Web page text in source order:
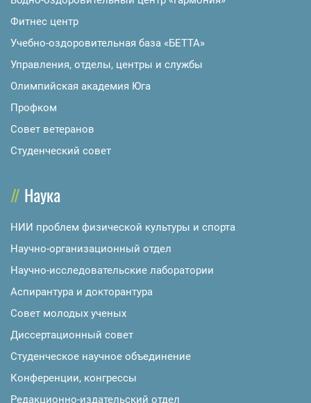
Фитнес центр
Учебно-оздоровительная база «БЕТТА»
Управления, отделы, центры и службы
Олимпийская академия Юга
Профком
Совет ветеранов
Студенческий совет
Наука
НИИ проблем физической культуры и спорта
Научно-организационный отдел
Научно-исследовательские лаборатории
Аспирантура и докторантура
Совет молодых ученых
Диссертационный совет
Студенческое научное объединение
Конференции, конгрессы
Редакционно-издательский отдел